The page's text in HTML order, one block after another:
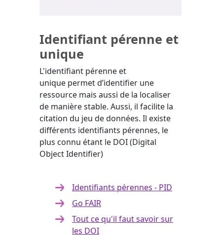
Identifiant pérenne et
unique
L'identifiant pérenne et
unique permet d’identifier une
ressource mais aussi de la localiser
de manière stable. Aussi, il facilite la
citation du jeu de données. Il existe
différents identifiants pérennes, le
plus connu étant le DOI (Digital
Object Identifier)
Identifiants pérennes - PID
Go FAIR
Tout ce qu'il faut savoir sur
les DOI